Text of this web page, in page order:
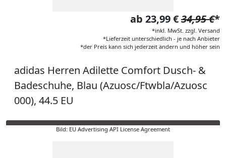
ab 23,99 €34,95 €*
*inkl. MwSt. zzgl. Versand
*Lieferzeit unterschiedlich - je nach Anbieter
*der Preis kann sich jederzeit ändern und höher sein
adidas Herren Adilette Comfort Dusch- &
Badeschuhe, Blau (Azuosc/Ftwbla/Azuosc
000), 44.5 EU
Bild: EU Advertising API License Agreement